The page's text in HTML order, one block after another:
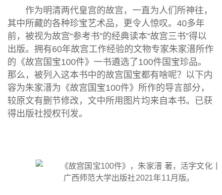
作为明清两代皇宫的故宫，一直为人们所神往，
其中所藏的各种珍宝艺术品，更令人惊叹。40多年
前，被视为故宫“参考书”的经典读本“故宫三书”得以
出版。拥有60年故宫工作经验的文物专家朱家溍所作
的《故宫国宝100件》一书遴选了100件国宝珍品。
那么，被列入这本书中的故宫国宝都有啥呢？以下内
容为朱家溍为《故宫国宝100件》所作的导言部分，
较原文有删节修改，文中所用图片均来自本书。已获
得出版社授权刊发。